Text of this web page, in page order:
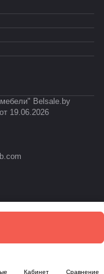
Кабинет Сравнение
Belsale.by
19.06.2026